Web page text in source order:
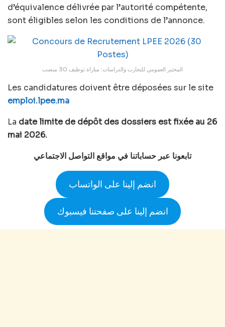
d’équivalence délivrée par l’autorité compétente,
sont éligibles selon les conditions de l’annonce.
المختبر العمومي للتجارب والدراسات: مباراة توظيف 30 منصب
Les candidatures doivent être déposées sur le site
emploi.lpee.ma
La date limite de dépôt des dossiers est fixée au 26
mai 2026.
تابعونا عبر حساباتنا في مواقع التواصل الاجتماعي
انضم إلينا على الواتساب
انضم إلينا على صفحتنا فيسبوك